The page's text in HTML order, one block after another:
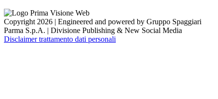
Copyright 2026 | Engineered and powered by Gruppo Spaggiari
Parma S.p.A. | Divisione Publishing & New Social Media
Disclaimer trattamento dati personali